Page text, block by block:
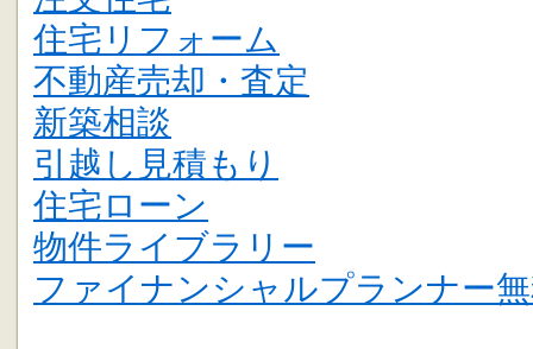
住宅リフォーム
不動産売却・査定
新築相談
引越し見積もり
住宅ローン
物件ライブラリー
ファイナンシャルプランナー